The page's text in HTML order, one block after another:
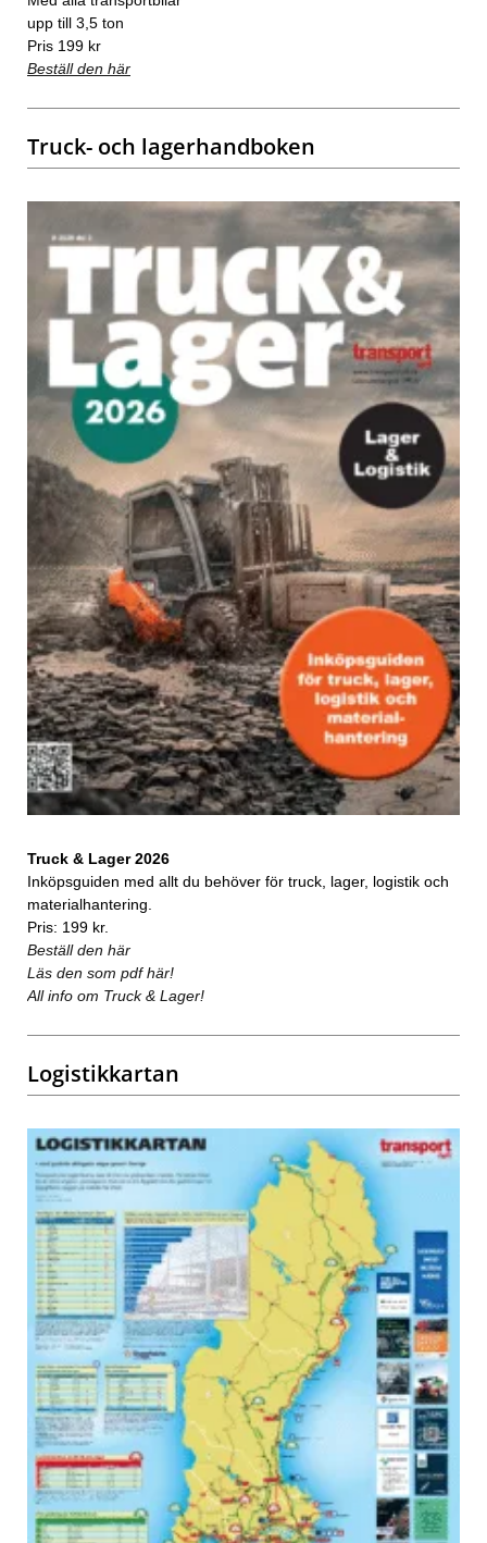
upp till 3,5 ton
Pris 199 kr
Beställ den här
Truck- och lagerhandboken
Truck & Lager 2026
Inköpsguiden med allt du behöver för truck, lager, logistik och
materialhantering.
Pris: 199 kr.
Beställ den här
Läs den som pdf här!
All info om Truck & Lager!
Logistikkartan